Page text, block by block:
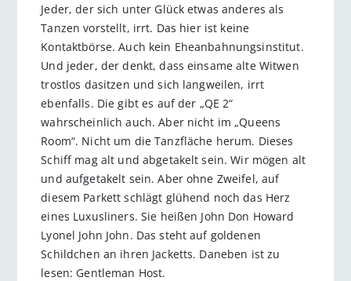
Jeder, der sich unter Glück etwas anderes als
Tanzen vorstellt, irrt. Das hier ist keine
Kontaktbörse. Auch kein Eheanbahnungsinstitut.
Und jeder, der denkt, dass einsame alte Witwen
trostlos dasitzen und sich langweilen, irrt
ebenfalls. Die gibt es auf der „QE 2“
wahrscheinlich auch. Aber nicht im „Queens
Room“. Nicht um die Tanzfläche herum. Dieses
Schiff mag alt und abgetakelt sein. Wir mögen alt
und aufgetakelt sein. Aber ohne Zweifel, auf
diesem Parkett schlägt glühend noch das Herz
eines Luxusliners. Sie heißen John Don Howard
Lyonel John John. Das steht auf goldenen
Schildchen an ihren Jacketts. Daneben ist zu
lesen: Gentleman Host.